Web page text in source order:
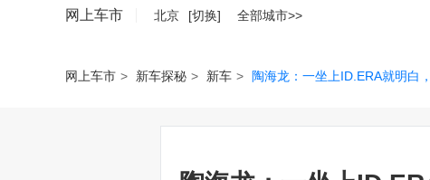
网上车市 北京 [切换] 全部城市>>
网上车市 > 新车探秘 > 新车 > 陶海龙：一坐上ID.ERA就明白